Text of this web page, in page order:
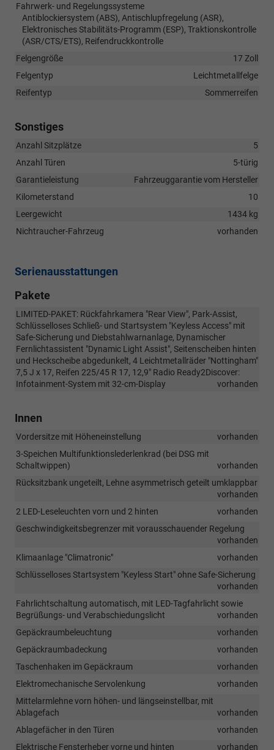
Fahrwerk- und Regelungssysteme
Antiblockiersystem (ABS), Antischlupfregelung (ASR),
Elektronisches Stabilitäts-Programm (ESP), Traktionskontrolle
(ASR/CTS/ETS), Reifendruckkontrolle
Felgengröße
17 Zoll
Felgentyp
Leichtmetallfelge
Reifentyp
Sommerreifen
Sonstiges
Anzahl Sitzplätze
5
Anzahl Türen
5-türig
Garantieleistung
Fahrzeuggarantie vom Hersteller
Kilometerstand
10
Leergewicht
1434 kg
Nichtraucher-Fahrzeug
vorhanden
Serienausstattungen
Pakete
LIMITED-PAKET: Rückfahrkamera "Rear View", Park-Assist,
Schlüsselloses Schließ- und Startsystem "Keyless Access" mit
Safe-Sicherung und Diebstahlwarnanlage, Dynamischer
Fernlichtassistent "Dynamic Light Assist", Seitenscheiben hinten
und Heckscheibe abgedunkelt, 4 Leichtmetallräder "Nottingham"
7,5 J x 17, Reifen 225/45 R 17, 12,9" Radio Ready2Discover:
Infotainment-System mit 32-cm-Display
vorhanden
Innen
Vordersitze mit Höheneinstellung
vorhanden
3-Speichen Multifunktionslederlenkrad (bei DSG mit
Schaltwippen)
vorhanden
Rücksitzbank ungeteilt, Lehne asymmetrisch geteilt umklappbar
vorhanden
2 LED-Leseleuchten vorn und 2 hinten
vorhanden
Geschwindigkeitsbegrenzer mit vorausschauender Regelung
vorhanden
Klimaanlage "Climatronic"
vorhanden
Schlüsselloses Startsystem "Keyless Start" ohne Safe-Sicherung
vorhanden
Fahrlichtschaltung automatisch, mit LED-Tagfahrlicht sowie
Begrüßungs- und Verabschiedungslicht
vorhanden
Gepäckraumbeleuchtung
vorhanden
Gepäckraumbadeckung
vorhanden
Taschenhaken im Gepäckraum
vorhanden
Elektromechanische Servolenkung
vorhanden
Mittelarmlehne vorn höhen- und längseinstellbar, mit
Ablagefach
vorhanden
Ablagefächer in den Türen
vorhanden
Elektrische Fensterheber vorne und hinten
vorhanden